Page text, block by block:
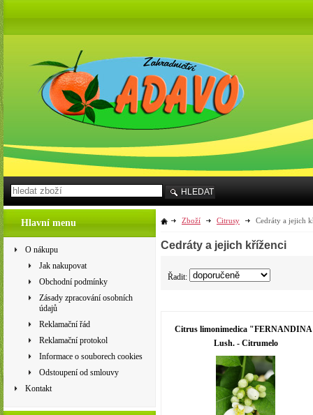
Hlavní menu
O nákupu
Jak nakupovat
Obchodní podmínky
Zásady zpracování osobních
údajů
Reklamační řád
Reklamační protokol
Informace o souborech cookies
Odstoupení od smlouvy
Kontakt
Zboží Citrusy Cedráty a jejich
Cedráty a jejich kříženci
Řadit:
Citrus limonimedica
Lush. - Citrumelo
HLEDAT